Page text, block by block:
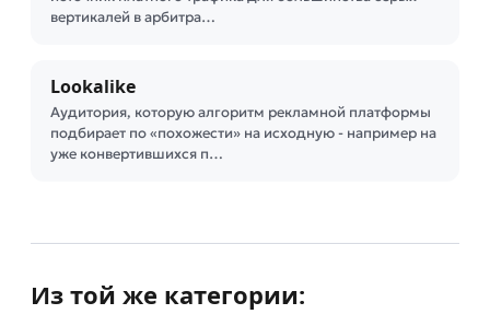
вертикалей в арбитра…
Lookalike
Аудитория, которую алгоритм рекламной платформы
подбирает по «похожести» на исходную - например на
уже конвертившихся п…
Из той же категории: